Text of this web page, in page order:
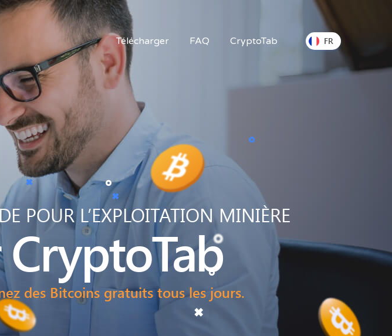
FR
Télécharger FAQ CryptoTab
POUR L’EXPLOITATION MINIÈRE
CryptoTab
des Bitcoins gratuits tous les jours.